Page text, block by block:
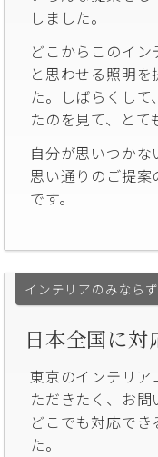
しました。
どこからこのイン
と思わせる照明
た。しばらくし
たのを見て、とて
自分が思いつかな
思い通りのご提
です。
インテリアのみなら
日本全国に対
東京のインテリア
ただきたく、お
どこでも対応で
た。